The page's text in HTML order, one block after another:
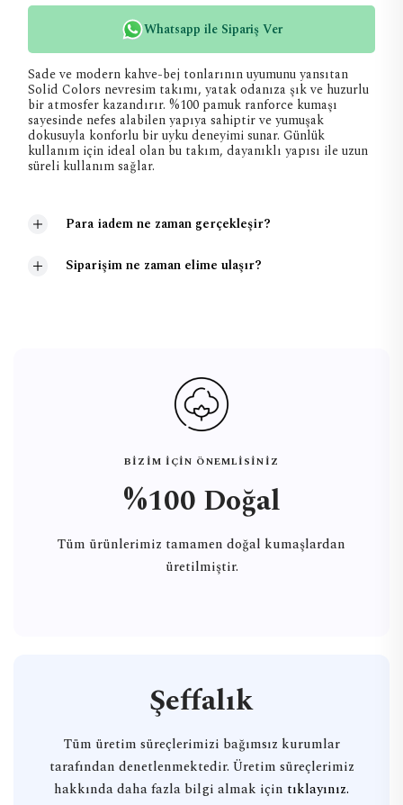
Whatsapp ile Sipariş Ver
Sade ve modern kahve-bej tonlarının uyumunu yansıtan
Solid Colors nevresim takımı, yatak odanıza şık ve huzurlu
bir atmosfer kazandırır. %100 pamuk ranforce kumaşı
sayesinde nefes alabilen yapıya sahiptir ve yumuşak
dokusuyla konforlu bir uyku deneyimi sunar. Günlük
kullanım için ideal olan bu takım, dayanıklı yapısı ile uzun
süreli kullanım sağlar.
Para iadem ne zaman gerçekleşir?
Siparişim ne zaman elime ulaşır?
BİZİM İÇİN ÖNEMLİSİNİZ
%100 Doğal
Tüm ürünlerimiz tamamen doğal kumaşlardan
üretilmiştir.
Şeffalık
Tüm üretim süreçlerimizi bağımsız kurumlar
tarafından denetlenmektedir. Üretim süreçlerimiz
hakkında daha fazla bilgi almak için tıklayınız.